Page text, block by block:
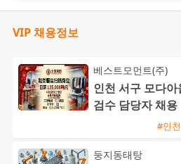
VIP 채용정보
베스트모먼트(주)
인천 서구 모다
검수 담당자 채용
#인
둥지동태탕